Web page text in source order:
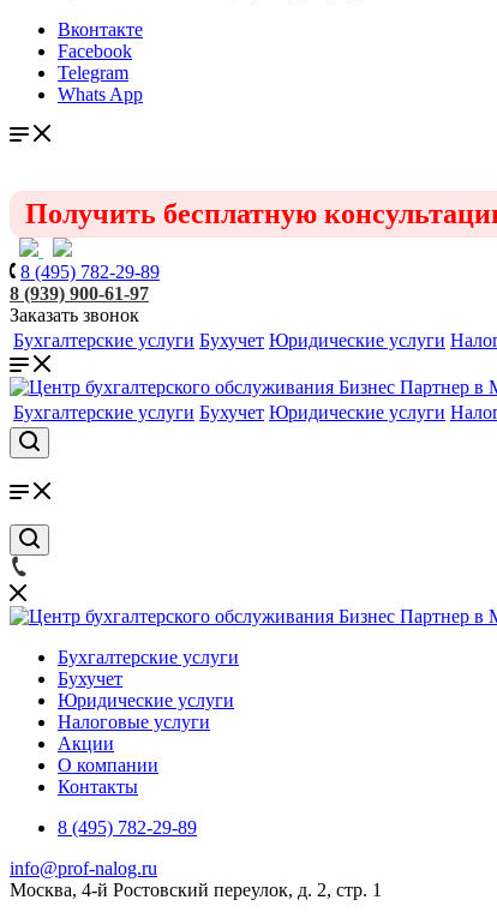
Вконтакте
Facebook
Telegram
Whats App
Получить бесплатную
8 (495) 782-29-89
8 (939) 900-61-97
Заказать звонок
Бухгалтерские услуги Бухучет Юридические услуги
Бухгалтерские услуги Бухучет Юридические услуги
Бухгалтерские услуги
Бухучет
Юридические услуги
Налоговые услуги
Акции
О компании
Контакты
8 (495) 782-29-89
info@prof-nalog.ru
Москва, 4-й Ростовский переулок, д. 2, стр. 1